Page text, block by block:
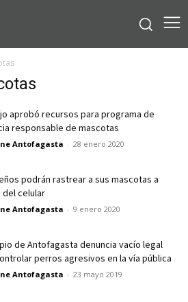
aprobó recursos para programa de
responsable de mascotas
Antofagasta - 28 enero 2020
podrán rastrear a sus mascotas a
celular
Antofagasta - 9 enero 2020
de Antofagasta denuncia vacío legal
perros agresivos en la vía pública
Antofagasta - 23 mayo 2019